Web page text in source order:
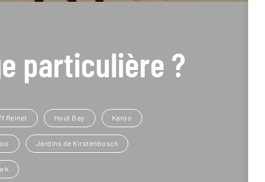
particulière ?
Reinet Hout Bay Karoo
Jardins de Kirstenbosch